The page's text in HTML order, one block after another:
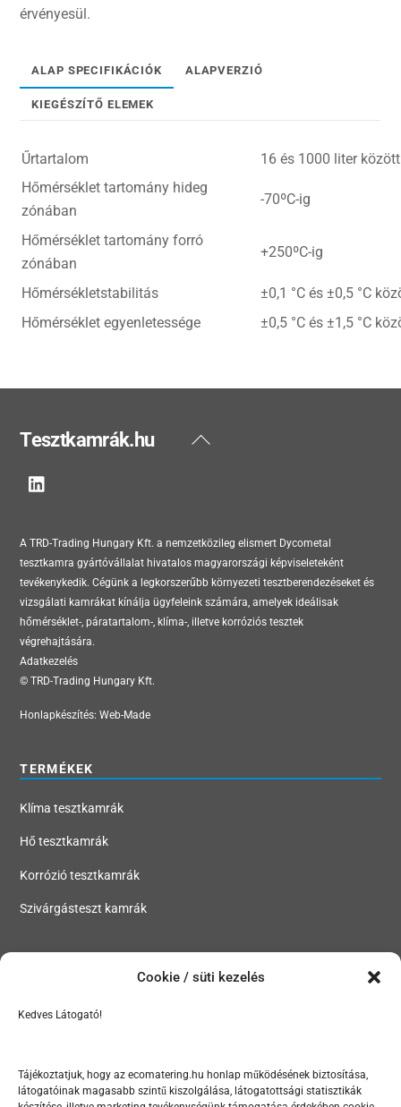
Cookie / süti kezelés
Kedves Látogató!
Tájékoztatjuk, hogy az ecomatering.hu honlap működésének biztosítása,
látogatóinak magasabb szintű kiszolgálása, látogatottsági statisztikák
érvényesül.
ALAP SPECIFIKÁCIÓK ALAPVERZIÓ
KIEGÉSZÍTŐ ELEMEK
Űrtartalom
16 és 1000 liter között
Hőmérséklet tartomány hideg
zónában
-70ºC-ig
Hőmérséklet tartomány forró
zónában
+250ºC-ig
Hőmérsékletstabilitás
±0,1 °C és ±0,5 °C
Hőmérséklet egyenletessége
±0,5 °C és ±1,5 °C
Back
Tesztkamrák.hu
A TRD-Trading Hungary Kft. a nemzetközileg elismert Dycometal
tesztkamra gyártóvállalat hivatalos magyarországi képviseleteként
tevékenykedik. Cégünk a legkorszerűbb környezeti tesztberendezéseket és
vizsgálati kamrákat kínálja ügyfeleink számára, amelyek ideálisak
hőmérséklet-, páratartalom-, klíma-, illetve korróziós tesztek
végrehajtására.
Adatkezelés
© TRD-Trading Hungary Kft.
Honlapkészítés:Web-Made
TERMÉKEK
Klíma tesztkamrák
Hő tesztkamrák
Korrózió tesztkamrák
Szivárgásteszt kamrák
Rólunk
Hírek